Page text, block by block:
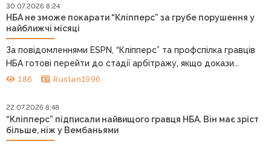
30.07.2026 8:24
НБА не зможе покарати “Кліпперс” за грубе порушення у
найближчі місяці
За повідомленнями ESPN, “Кліпперс” та профспілка гравців
НБА готові перейти до стадії арбітражу, якщо докази...
186 Ruslan1996
22.07.2026 8:48
“Кліпперс” підписали найвищого гравця НБА. Він має зріст
більше, ніж у Вембаньями